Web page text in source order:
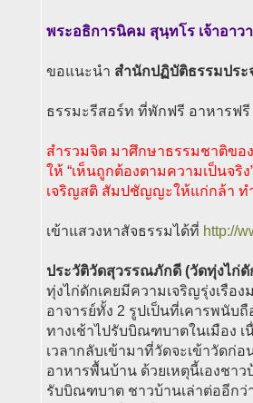
พระอธิการนิคม สุนฺทโร เจ้าอาว
ขอแนะนำ สำนักปฏิบัติธรรมประ
ธรรมะรีสอร์ท ที่พักฟรี อาหารฟ
สำรวมจิต มาศึกษาธรรมชาติขอ
ให้ “เห็นถูกต้องตามความเป็นจริง
เจริญสติ สัมปชัญญะให้แก่กล้า ท
เข้าแสวงหาสัจธรรมได้ที่ http://
ประวัติวัดสุวรรณภักดี (วัดทุ่งไก่ดั
ทุ่งไก่ดักเคยมีความเจริญรุ่งเรือ
อาจารย์ทั้ง 2 รูปเป็นที่เคารพนับ
ทางเช้าไปรับบิณฑบาตในเมือง
เวลากลับเข้ามาที่วัดจะเข้าวัด
อาหารพื้นบ้าน ด้วยเหตุนี้เองชา
รับบิณฑบาต ชาวบ้านเล่าต่ออีก